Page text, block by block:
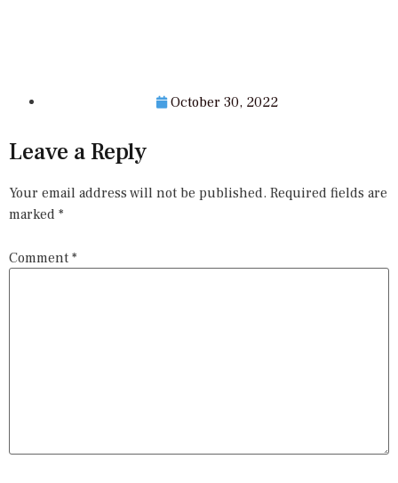
October 30, 2022
Leave a Reply
Your email address will not be published. Required fields are
marked *
Comment *